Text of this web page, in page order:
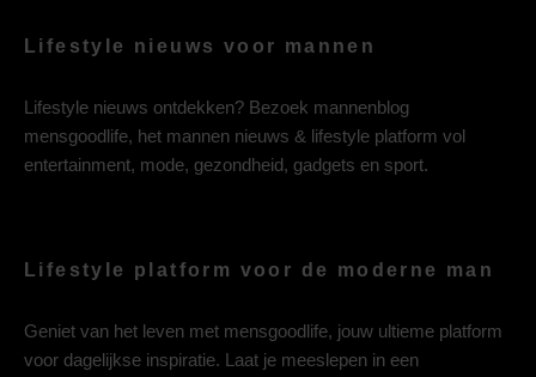
Lifestyle nieuws voor mannen
Lifestyle nieuws ontdekken? Bezoek mannenblog
mensgoodlife, het mannen nieuws & lifestyle platform vol
entertainment, mode, gezondheid, gadgets en sport.
Lifestyle platform voor de moderne man
Geniet van het leven met mensgoodlife, jouw ultieme platform
voor dagelijkse inspiratie. Laat je meeslepen in een